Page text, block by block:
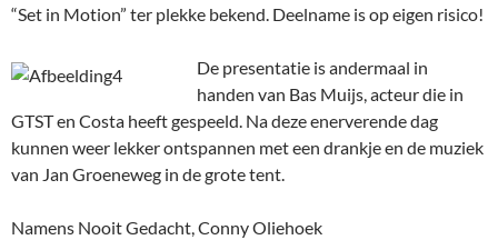
“Set in Motion” ter plekke bekend. Deelname is op eigen risico!
De presentatie is andermaal in
handen van Bas Muijs, acteur die in
GTST en Costa heeft gespeeld. Na deze enerverende dag
kunnen weer lekker ontspannen met een drankje en de muziek
van Jan Groeneweg in de grote tent.
Namens Nooit Gedacht, Conny Oliehoek